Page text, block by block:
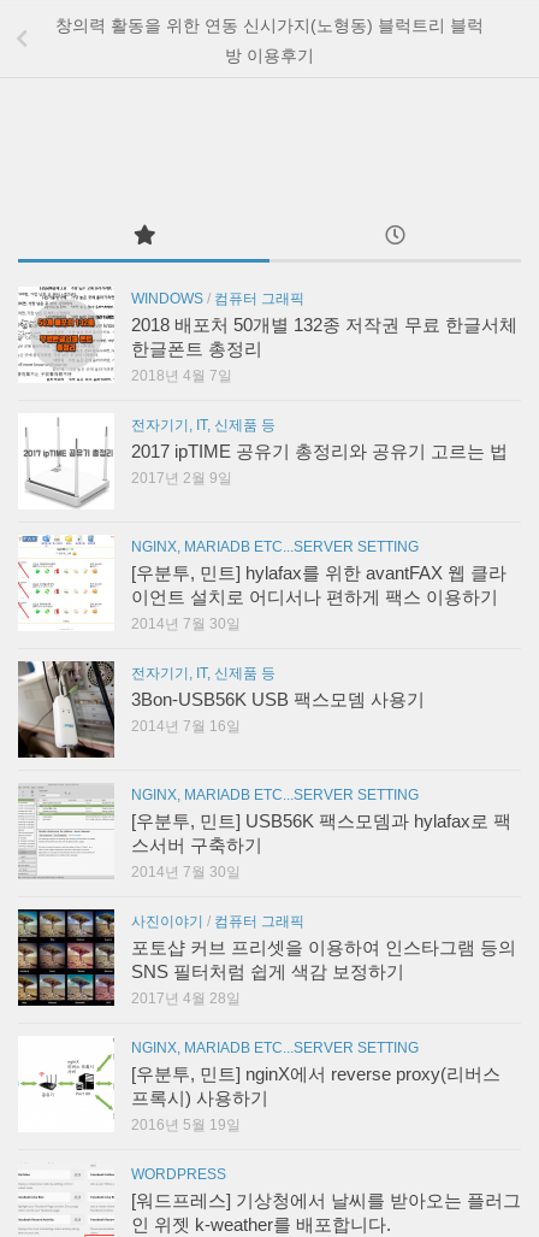
창의력 활동을 위한 연동 신시가지(노형동) 블럭트리 블럭
방 이용후기
WINDOWS / 컴퓨터 그래픽
2018 배포처 50개별 132종 저작권 무료 한글서체
한글폰트 총정리
2018년 4월 7일
전자기기, IT, 신제품 등
2017 ipTIME 공유기 총정리와 공유기 고르는 법
2017년 2월 9일
NGINX, MARIADB ETC...SERVER SETTING
[우분투, 민트] hylafax를 위한 avantFAX 웹 클라
이언트 설치로 어디서나 편하게 팩스 이용하기
2014년 7월 30일
전자기기, IT, 신제품 등
3Bon-USB56K USB 팩스모뎀 사용기
2014년 7월 16일
NGINX, MARIADB ETC...SERVER SETTING
[우분투, 민트] USB56K 팩스모뎀과 hylafax로 팩
스서버 구축하기
2014년 7월 30일
사진이야기 / 컴퓨터 그래픽
포토샵 커브 프리셋을 이용하여 인스타그램 등의
SNS 필터처럼 쉽게 색감 보정하기
2017년 4월 28일
NGINX, MARIADB ETC...SERVER SETTING
[우분투, 민트] nginX에서 reverse proxy(리버스
프록시) 사용하기
2016년 5월 19일
WORDPRESS
[워드프레스] 기상청에서 날씨를 받아오는 플러그
인 위젯 k-weather를 배포합니다.